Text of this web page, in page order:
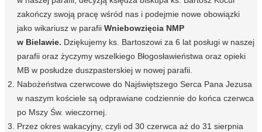
zakończy swoją pracę wśród nas i podejmie nowe obowiązki
jako wikariusz w parafiiWniebowzięcia NMP
w Bielawie. Dziękujemy ks. Bartoszowi za 6 lat posługi w naszej
parafii oraz życzymy wszelkiego Błogosławieństwa oraz opieki
MB w posłudze duszpasterskiej w nowej parafii.
Nabożeństwa czerwcowe do Najświętszego Serca Pana Jezusa
w naszym kościele są odprawiane codziennie do końca czerwca
po Mszy Św. wieczornej.
Przez okres wakacyjny, czyli od 30 czerwca aż do 31 sierpnia